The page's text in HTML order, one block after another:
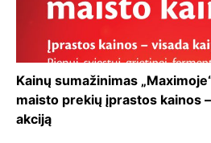
Kainų sumažinimas
maisto prekių įprastos kainos
akciją